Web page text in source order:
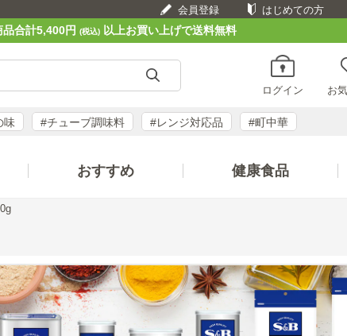
会員登録 はじめての方
品合計5,400円 (税込)以上お買い上げで送料無料
ログイン お
味 #チューブ調味料 #レンジ対応品 #町中華
おすすめ 健康食品